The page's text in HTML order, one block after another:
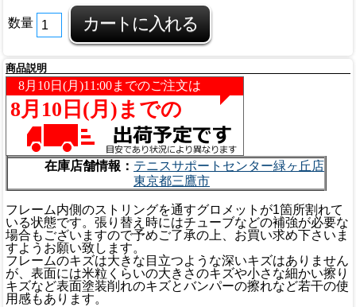
数量
商品説明
在庫店舗情報： テニスサポートセンター緑ヶ丘店
東京都三鷹市
フレーム内側のストリングを通すグロメットが1箇所割れて
いる状態です。張り替え時にはチューブなどの補強が必要な
場合もございますので予めご了承の上、お買い求め下さいま
すようお願い致します。
フレームのキズは大きな目立つような深いキズはありません
が、表面には米粒くらいの大きさのキズや小さな細かい擦り
キズなど表面塗装削れのキズとバンパーの擦れなど若干の使
用感もあります。